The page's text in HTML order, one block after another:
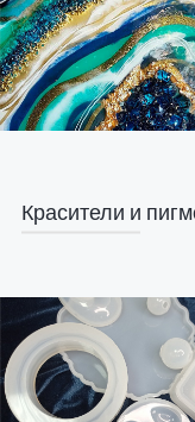
Красители и